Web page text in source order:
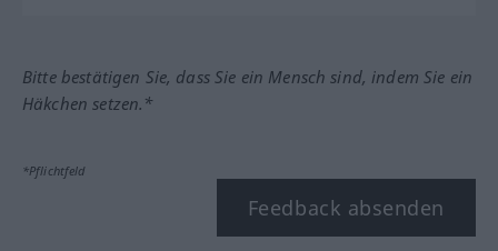
Bitte bestätigen Sie, dass Sie ein Mensch sind, indem Sie ein
Häkchen setzen.*
*Pflichtfeld
Feedback absenden